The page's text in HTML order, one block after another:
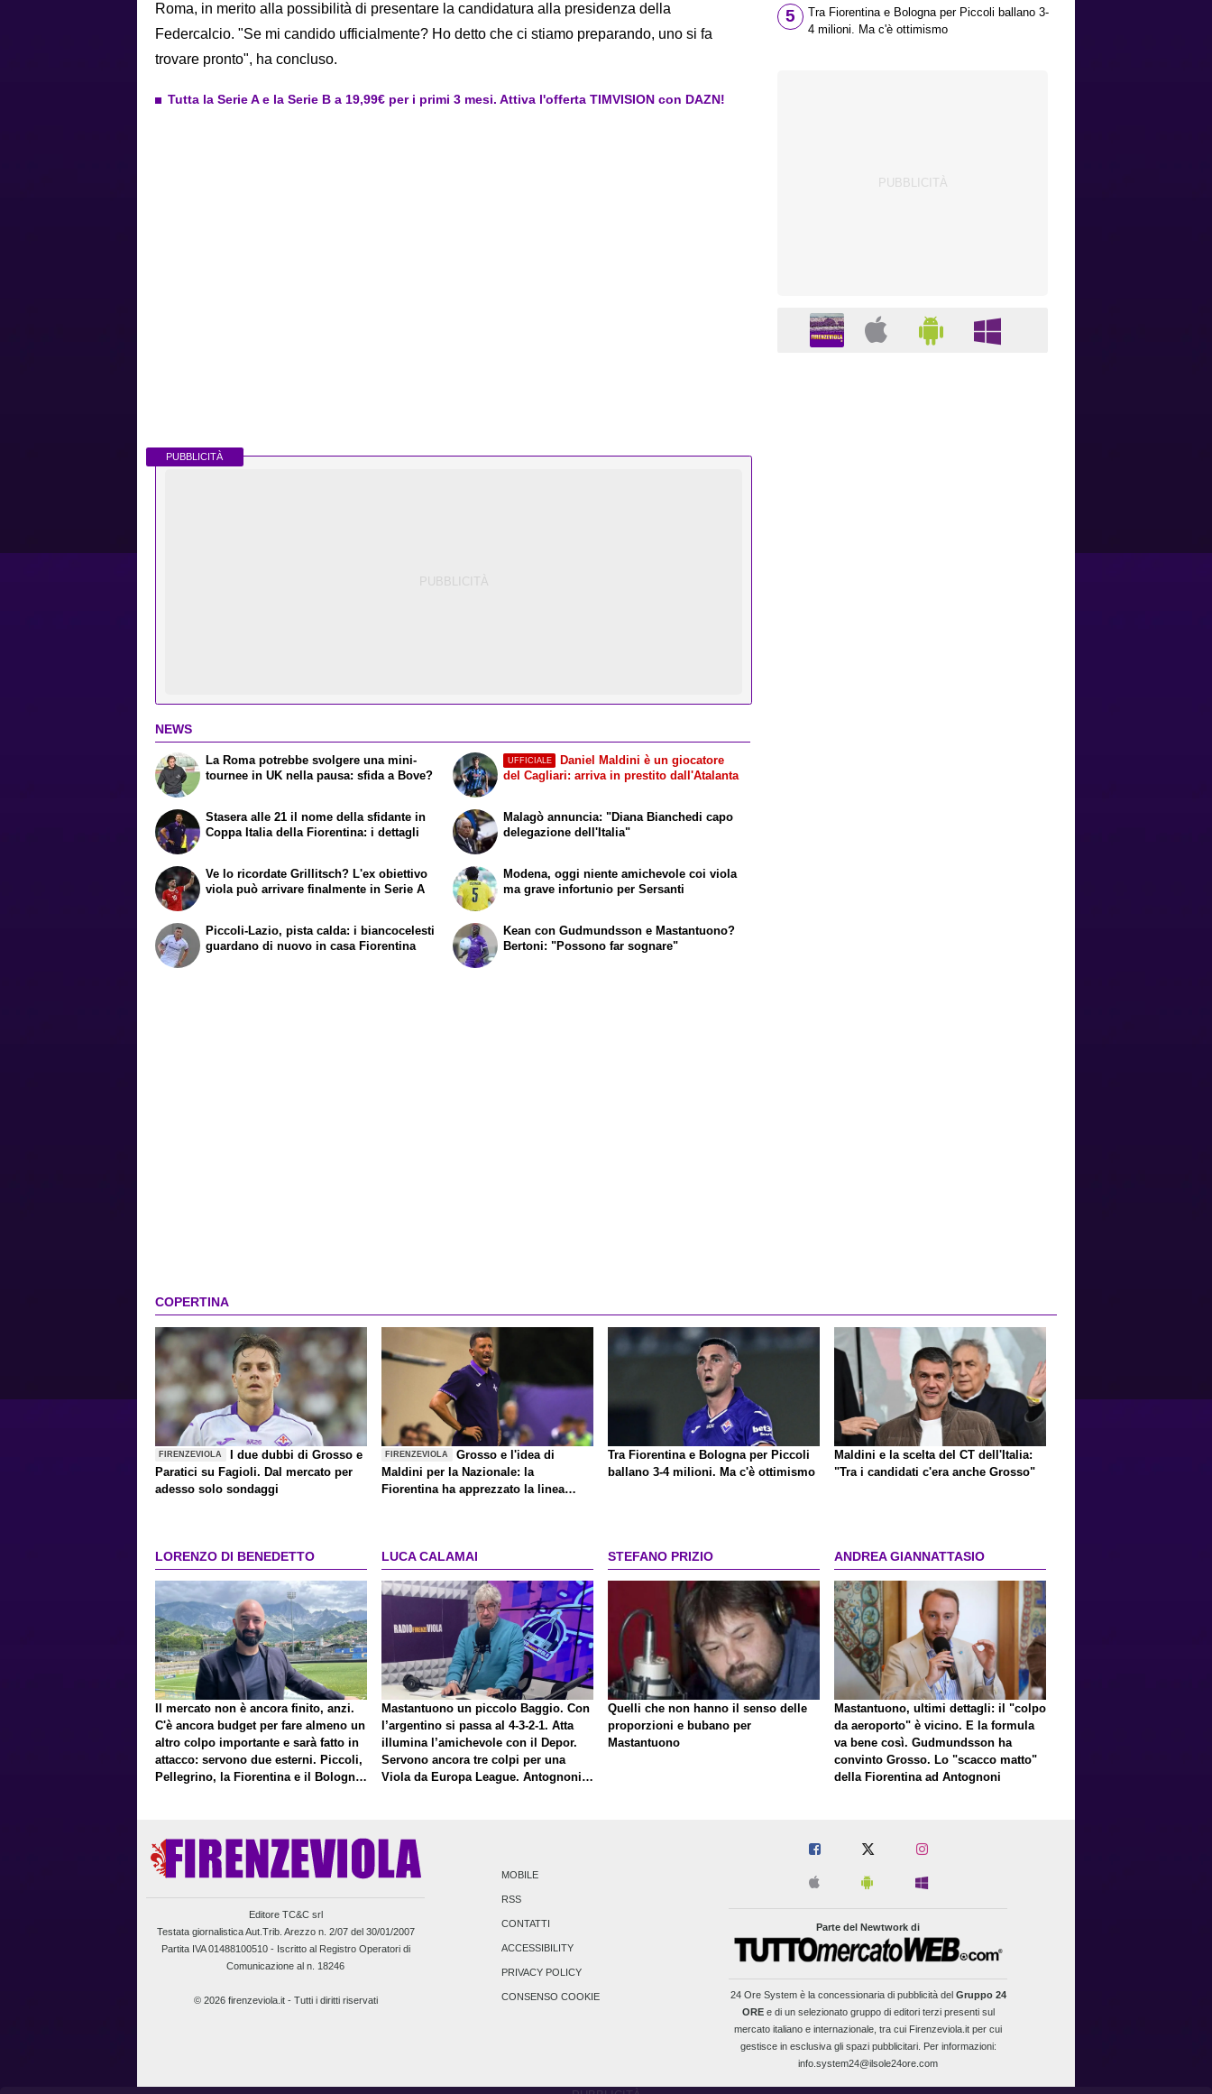
Roma, in merito alla possibilità di presentare la candidatura alla presidenza della
Federcalcio. "Se mi candido ufficialmente? Ho detto che ci stiamo preparando, uno si fa
trovare pronto", ha concluso.
Tutta la Serie A e la Serie B a 19,99€ per i primi 3 mesi. Attiva l'offerta TIMVISION con DAZN!
PUBBLICITÀ
NEWS
La Roma potrebbe svolgere una mini-
tournee in UK nella pausa: sfida a Bove?
Stasera alle 21 il nome della sfidante in
Coppa Italia della Fiorentina: i dettagli
UFFICIALE
Daniel Maldini è un giocatore
del Cagliari: arriva in prestito dall'Atalanta
Malagò annuncia: "Diana Bianchedi capo
delegazione dell'Italia"
Ve lo ricordate Grillitsch? L'ex obiettivo
viola può arrivare finalmente in Serie A
Piccoli-Lazio, pista calda: i biancocelesti
guardano di nuovo in casa Fiorentina
Modena, oggi niente amichevole coi viola
ma grave infortunio per Sersanti
Kean con Gudmundsson e Mastantuono?
Bertoni: "Possono far sognare"
5
Tra Fiorentina e Bologna per Piccoli ballano 3-
4 milioni. Ma c'è ottimismo
COPERTINA
FIRENZEVIOLA
I due dubbi di Grosso e
Paratici su Fagioli. Dal mercato per
adesso solo sondaggi
FIRENZEVIOLA
Grosso e l'idea di
Maldini per la Nazionale: la
Fiorentina ha apprezzato la linea
Tra Fiorentina e Bologna per Piccoli
ballano 3-4 milioni. Ma c'è ottimismo
Maldini e la scelta del CT dell'Italia:
"Tra i candidati c'era anche Grosso"
LORENZO DI BENEDETTO
Il mercato non è ancora finito, anzi.
C'è ancora budget per fare almeno un
altro colpo importante e sarà fatto in
attacco: servono due esterni. Piccoli,
Pellegrino, la Fiorentina e il Bologna:
LUCA CALAMAI
Mastantuono un piccolo Baggio. Con
l’argentino si passa al 4-3-2-1. Atta
illumina l’amichevole con il Depor.
Servono ancora tre colpi per una
Viola da Europa League. Antognoni,
STEFANO PRIZIO
Quelli che non hanno il senso delle
proporzioni e bubano per
Mastantuono
ANDREA GIANNATTASIO
Mastantuono, ultimi dettagli: il "colpo
da aeroporto" è vicino. E la formula
va bene così. Gudmundsson ha
convinto Grosso. Lo "scacco matto"
della Fiorentina ad Antognoni
Editore TC&C srl
Testata giornalistica Aut.Trib. Arezzo n. 2/07 del 30/01/2007
Partita IVA 01488100510 - Iscritto al Registro Operatori di
Comunicazione al n. 18246
© 2026 firenzeviola.it - Tutti i diritti riservati
MOBILE
RSS
CONTATTI
ACCESSIBILITY
PRIVACY POLICY
CONSENSO COOKIE
Parte del Newtwork di
24 Ore Systemè la concessionaria di pubblicità del Gruppo 24
OREe di un selezionato gruppo di editori terzi presenti sul
mercato italiano e internazionale, tra cui Firenzeviola.it per cui
gestisce in esclusiva gli spazi pubblicitari. Per informazioni:
info.system24@ilsole24ore.com